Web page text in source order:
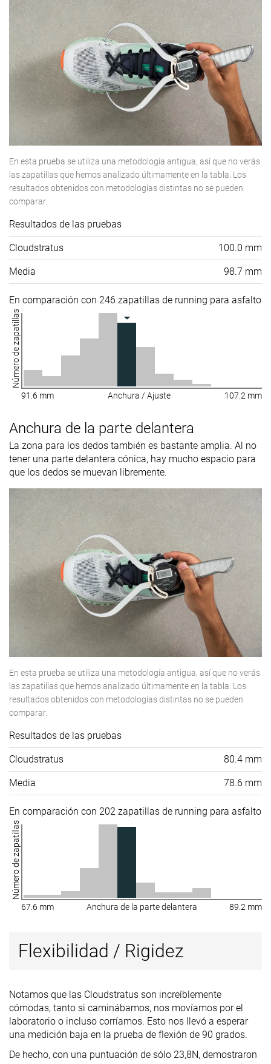
En esta prueba se utiliza una metodología antigua, así que no verás
las zapatillas que hemos analizado últimamente en la tabla. Los
resultados obtenidos con metodologías distintas no se pueden
comparar.
Resultados de las pruebas
Cloudstratus 100.0 mm
Media 98.7 mm
En comparación con 246 zapatillas de running para asfalto
Número de zapatillas
91.6 mm Anchura / Ajuste 107.2 mm
Anchura de la parte delantera
La zona para los dedos también es bastante amplia. Al no
tener una parte delantera cónica, hay mucho espacio para
que los dedos se muevan libremente.
En esta prueba se utiliza una metodología antigua, así que no verás
las zapatillas que hemos analizado últimamente en la tabla. Los
resultados obtenidos con metodologías distintas no se pueden
comparar.
Resultados de las pruebas
Cloudstratus 80.4 mm
Media 78.6 mm
En comparación con 202 zapatillas de running para asfalto
Número de zapatillas
67.6 mm Anchura de la parte delantera 89.2 mm
Flexibilidad / Rigidez
Notamos que las Cloudstratus son increíblemente
cómodas, tanto si caminábamos, nos movíamos por el
laboratorio o incluso corríamos. Esto nos llevó a esperar
una medición baja en la prueba de flexión de 90 grados.
De hecho, con una puntuación de sólo 23,8N, demostraron